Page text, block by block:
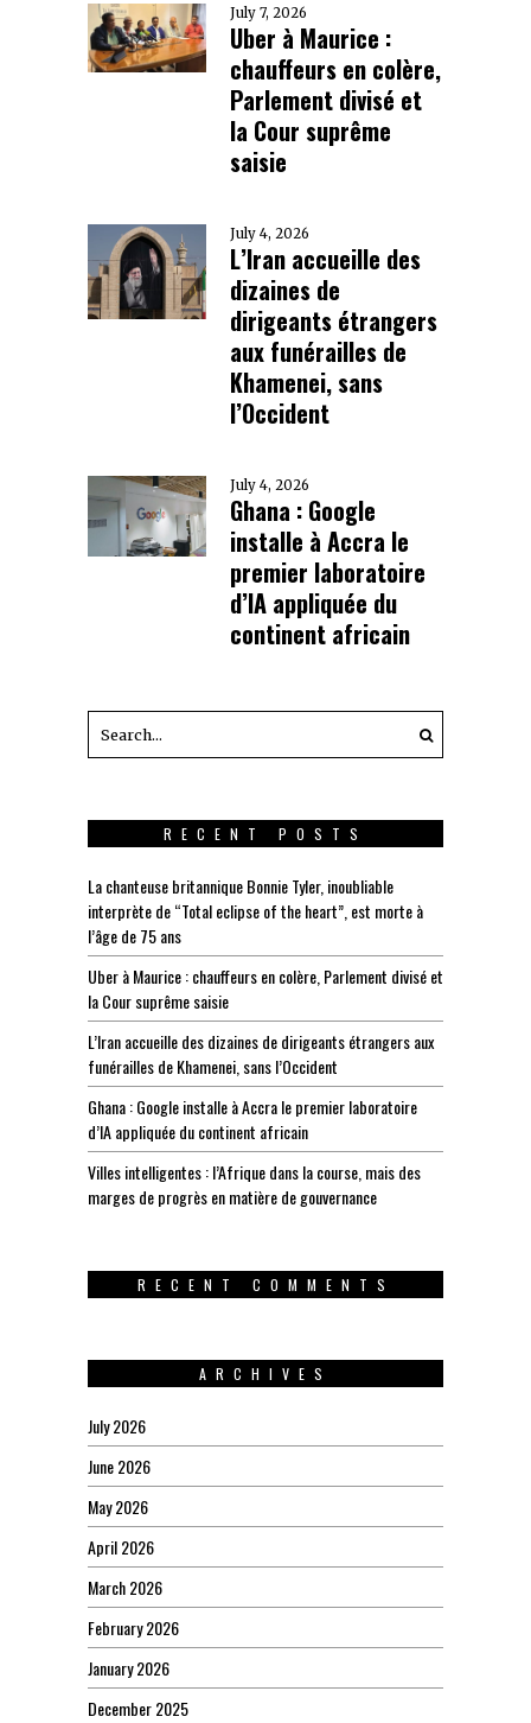
July 7, 2026
Uber à Maurice :
chauffeurs en colère,
Parlement divisé et
la Cour suprême
saisie
July 4, 2026
L’Iran accueille des
dizaines de
dirigeants étrangers
aux funérailles de
Khamenei, sans
l’Occident
July 4, 2026
Ghana : Google
installe à Accra le
premier laboratoire
d’IA appliquée du
continent africain
RECENT POSTS
La chanteuse britannique Bonnie Tyler, inoubliable
interprète de “Total eclipse of the heart”, est morte à
l’âge de 75 ans
Uber à Maurice : chauffeurs en colère, Parlement divisé et
la Cour suprême saisie
L’Iran accueille des dizaines de dirigeants étrangers aux
funérailles de Khamenei, sans l’Occident
Ghana : Google installe à Accra le premier laboratoire
d’IA appliquée du continent africain
Villes intelligentes : l’Afrique dans la course, mais des
marges de progrès en matière de gouvernance
RECENT COMMENTS
ARCHIVES
July 2026
June 2026
May 2026
April 2026
March 2026
February 2026
January 2026
December 2025